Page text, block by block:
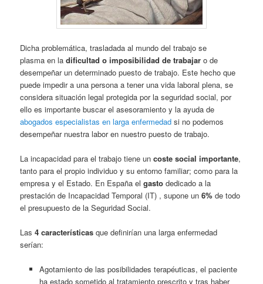
Dicha problemática, trasladada al mundo del trabajo se
plasma en ladificultad o imposibilidad de trabajar o de
desempeñar un determinado puesto de trabajo. Este hecho que
puede impedir a una persona a tener una vida laboral plena, se
considera situación legal protegida por la seguridad social, por
ello es importante buscar el asesoramiento y la ayuda de
abogados especialistas en larga enfermedad si no podemos
desempeñar nuestra labor en nuestro puesto de trabajo.
La incapacidad para el trabajo tiene uncoste social importante,
tanto para el propio individuo y su entorno familiar; como para la
empresa y el Estado. En España elgasto dedicado a la
prestación de Incapacidad Temporal (IT) , supone un6% de todo
el presupuesto de la Seguridad Social.
Las4 características que definirían una larga enfermedad
serían:
Agotamiento de las posibilidades terapéuticas, el paciente
ha estado sometido al tratamiento prescrito y tras haber